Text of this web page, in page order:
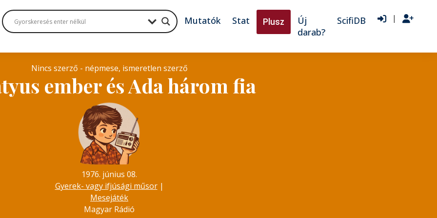
Mutatók Stat Plusz
Új
darab?
ScifiDB |
Nincs szerző - népmese, ismeretlen szerző
ember és Ada három fia
1976. június 08.
Gyerek- vagy ifjúsági műsor|
Mesejáték
Magyar Rádió